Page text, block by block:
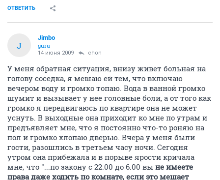
ОТВЕТИТЬ
J
Jimbo
guru
14 июня 2009 chon
У меня обратная ситуация, внизу живет больная на
голову соседка, я мешаю ей тем, что включаю
вечером воду и громко топаю. Вода в ванной громко
шумит и вызывает у нее головные боли, а от того как
громко я передвигаюсь по квартире она не может
уснуть. В выходные она приходит ко мне по утрам и
предъявляет мне, что я постоянно что-то роняю на
пол и громко хлопаю дверью. Вчера у меня были
гости, разошлись в третьем часу ночи. Сегодня
утром она прибежала и в порыве ярости кричала
мне, что "...по закону с 22.00 до 6.00 вы не имеете
права даже ходить по комнате, еслиэто мешает